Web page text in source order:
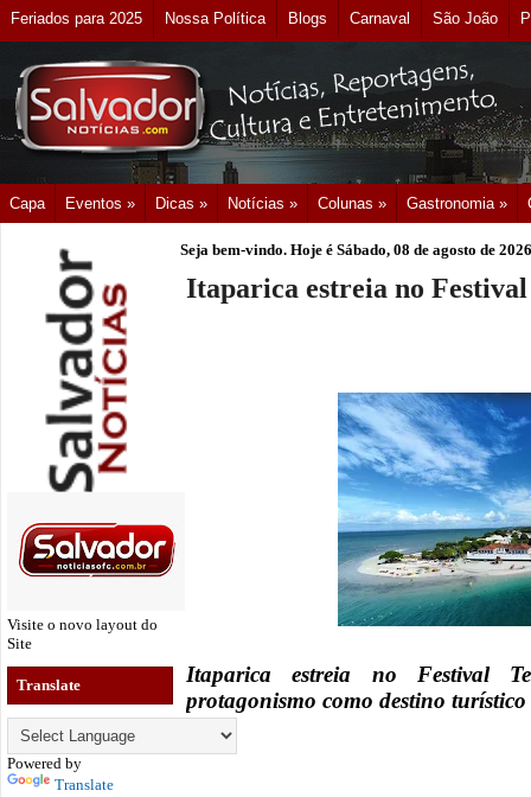
Feriados para 2025 Nossa Política Blogs Carnaval São João
Capa Eventos » Dicas » Notícias » Colunas » Gastronomia »
Visite o novo layout do
Site
Translate
Powered by
Translate
Seja bem-vindo. Hoje é Sábado, 08 de agosto de 2026
Itaparica estreia no
Itaparica estreia no Festival
protagonismo como destino